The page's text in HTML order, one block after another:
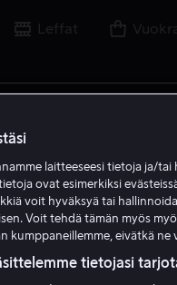
Leffat
laitteeseesi tietoja ja/tai
ovat esimerkiksi
voit hyväksyä tai
Voit tehdä tämän myös
kumppaneillemme, eivätkä ne
tietojasi